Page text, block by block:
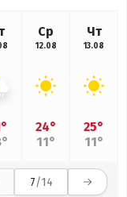
Ср
12.08
24°
11°
Чт
13.08
25°
11°
7/14